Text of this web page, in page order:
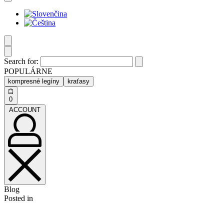
Search for:
POPULÁRNE
kompresné legíny kraťasy
0
ACCOUNT
Blog
Posted in